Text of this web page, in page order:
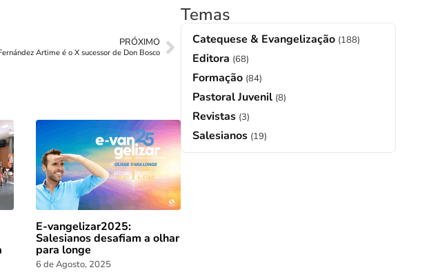
PRÓXIMO
Artime é o X sucessor de Don Bosco
E-vangelizar2025:
Salesianos desafiam a olhar
para longe
6 de Agosto, 2025
Temas
Catequese & Evangelização (188)
Editora (68)
Formação (84)
Pastoral Juvenil (8)
Revistas (3)
Salesianos (19)